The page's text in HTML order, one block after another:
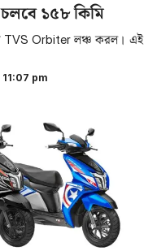
১৫৮ কিমি
TVS Orbiter লঞ্চ করল। এই
pm